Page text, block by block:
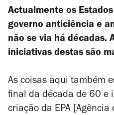
Actualmente os
governo anticiência e
não se via há décadas.
iniciativas destas são
As coisas aqui também
final da década de 60 e
criação da EPA